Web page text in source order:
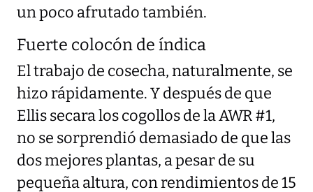
un poco afrutado también.
Fuerte colocón de índica
El trabajo de cosecha, naturalmente, se
hizo rápidamente. Y después de que
Ellis secara los cogollos de la AWR #1,
no se sorprendió demasiado de que las
dos mejores plantas, a pesar de su
pequeña altura, con rendimientos de 15